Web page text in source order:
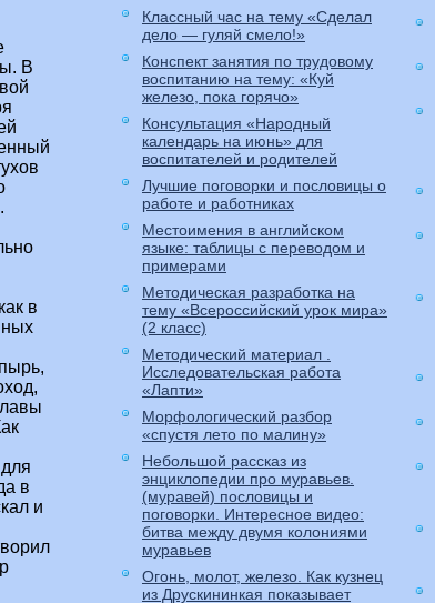
В
в
в
и
Классный час на тему «Сделал
дело — гуляй смело!»
Конспект занятия по трудовому
воспитанию на тему: «Куй
железо, пока горячо»
Консультация «Народный
календарь на июнь» для
воспитателей и родителей
Лучшие поговорки и пословицы о
работе и работниках
Местоимения в английском
языке: таблицы с переводом и
примерами
Методическая разработка на
тему «Всероссийский урок мира»
(2 класс)
Методический материал .
Исследовательская работа
«Лапти»
Морфологический разбор
«спустя лето по малину»
Небольшой рассказ из
энциклопедии про муравьев.
(муравей) пословицы и
поговорки. Интересное видео:
битва между двумя колониями
муравьев
Огонь, молот, железо. Как кузнец
из Друскининкая показывает